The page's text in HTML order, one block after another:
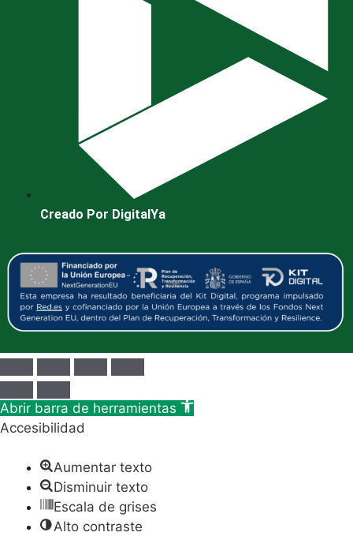
Creado Por DigitalYa
Abrir barra de herramientas
Accesibilidad
Aumentar texto
Disminuir texto
Escala de grises
Alto contraste